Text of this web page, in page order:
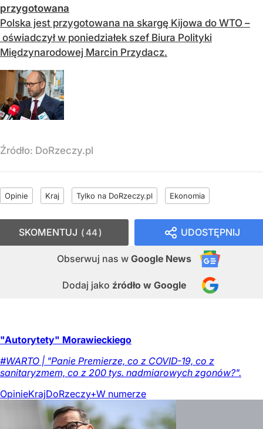
przygotowana
Polska jest przygotowana na skargę Kijowa do WTO –
oświadczył w poniedziałek szef Biura Polityki
Międzynarodowej Marcin Przydacz.
Źródło: DoRzeczy.pl
Opinie Kraj Tylko na DoRzeczy.pl Ekonomia
UDOSTĘPNIJ
Obserwuj nas w Google News
Dodaj jako źródło w Google
SKOMENTUJ 44
"Autorytety" Morawieckiego
#WARTO | "Panie Premierze, co z COVID-19, co z
sanitaryzmem, co z 200 tys. nadmiarowych zgonów?".
OpinieKrajDoRzeczy+W numerze